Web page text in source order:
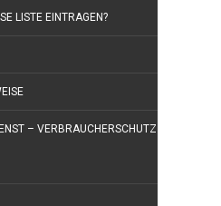
LISTE EINTRAGEN?
– VERBRAUCHERSCHUTZ